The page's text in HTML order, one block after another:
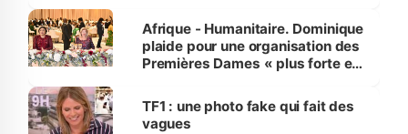
Afrique - Humanitaire. Dominique
plaide pour une organisation des
Premières Dames « plus forte et
sur la scène internationale »
TF1 : une photo fake qui fait des
vagues